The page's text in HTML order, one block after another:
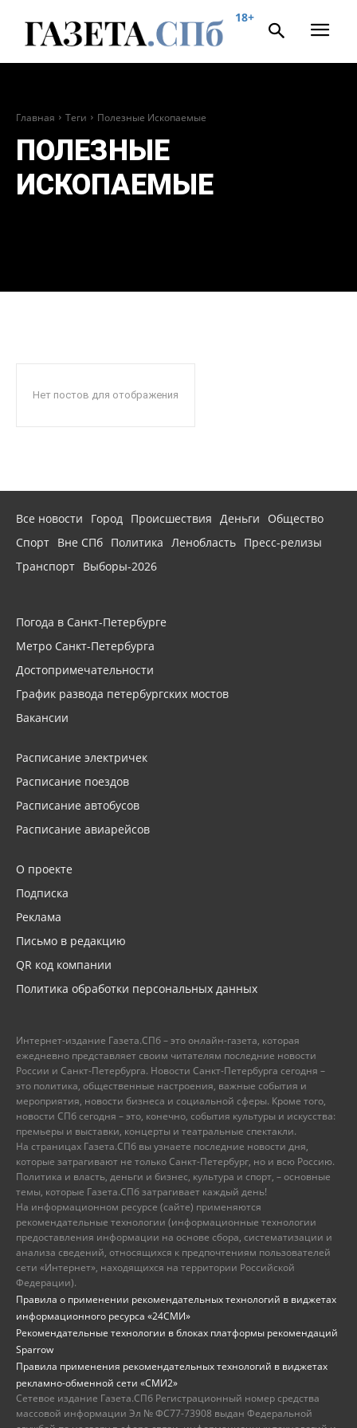
18+
Главная Теги Полезные Ископаемые
ПОЛЕЗНЫЕ
ИСКОПАЕМЫЕ
Нет постов для отображения
Все новости Город Происшествия Деньги
Общество
Спорт Вне СПб Политика Ленобласть Пресс-релизы
Транспорт Выборы-2026
Погода в Санкт-Петербурге
Метро Санкт-Петербурга
Достопримечательности
График развода петербургских мостов
Вакансии
Расписание электричек
Расписание поездов
Расписание автобусов
Расписание авиарейсов
О проекте
Подписка
Реклама
Письмо в редакцию
QR код компании
Политика обработки персональных данных
Интернет-издание Газета.СПб – это онлайн-газета, которая
ежедневно представляет своим читателям последние новости
России и Санкт-Петербурга. Новости Санкт-Петербурга сегодня –
это политика, общественные настроения, важные события и
мероприятия, новости бизнеса и социальной сферы. Кроме того,
новости СПб сегодня – это, конечно, события культуры и искусства:
премьеры и выставки, концерты и театральные спектакли.
На страницах Газета.СПб вы узнаете последние новости дня,
которые затрагивают не только Санкт-Петербург, но и всю Россию.
Политика и власть, деньги и бизнес, культура и спорт, – основные
темы, которые Газета.СПб затрагивает каждый день!
На информационном ресурсе (сайте) применяются
рекомендательные технологии (информационные технологии
предоставления информации на основе сбора, систематизации и
анализа сведений, относящихся к предпочтениям пользователей
сети «Интернет», находящихся на территории Российской
Федерации).
Правила о применении рекомендательных технологий в виджетах
информационного ресурса «24СМИ»
Рекомендательные технологии в блоках платформы рекомендаций
Sparrow
Правила применения рекомендательных технологий в виджетах
рекламно-обменной сети «СМИ2»
Сетевое издание Газета.СПб Регистрационный номер средства
массовой информации Эл № ФС77-73908 выдан Федеральной